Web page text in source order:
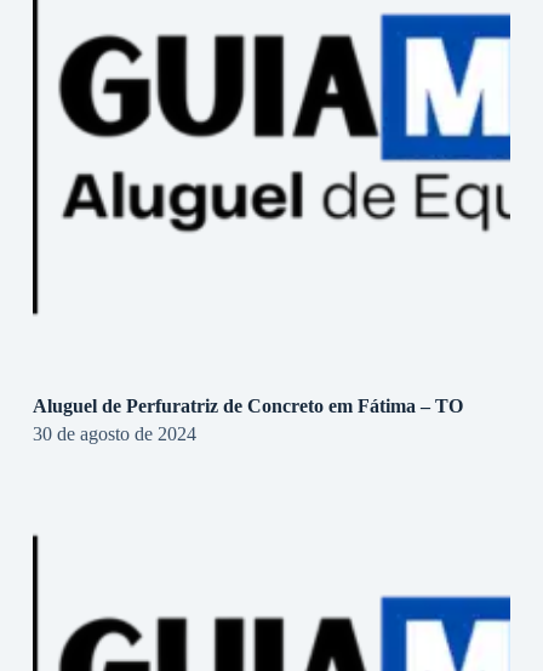
Aluguel de Perfuratriz de Concreto em Fátima – TO
30 de agosto de 2024